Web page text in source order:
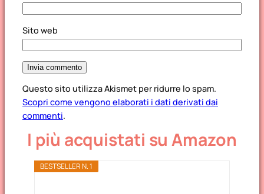
Sito web
Questo sito utilizza Akismet per ridurre lo spam.
Scopri come vengono elaborati i dati derivati dai
commenti.
I più acquistati su Amazon
BESTSELLER N. 1